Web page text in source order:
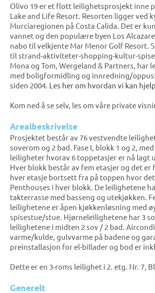
Olivo 19 er et flott leilighetsprosjekt inne
Lake and Life Resort. Resorten ligger ved
Murciaregionen på Costa Calida. Det er
vannet og den populære byen Los
nabo til velkjente Mar Menor Golf Resort.
til strand-aktiviteter-shopping-kultur-
Mona og Tom, Wergeland & Partners, har
med boligformidling og innredning/
siden 2004. Les her om hvordan vi kan
Kom ned å se selv, les om våre private
Arealbeskrivelse
Prosjektet består av 76 vestvendte
soverom og 2 bad. Fase I, blokk 1 og 2,
leiligheter hvorav 6 toppetasjer er nå lagt
Hver blokk består av fem etasjer og det er
hver etasje bortsett fra på toppen hvor
Penthouses i hver blokk. De leilighetene
takterrasse med basseng og utekjøkken.
leilighetene er åpen kjøkkenløsning med
spisestue/stue. Hjørneleilighetene har 3
leilighetene i midten 2 sov / 2 bad.
varme/kulde, gulvvarme på badene og
preinstallasjon for el-billader og bod er
Dette er en 3-roms leilighet i 2. etg. Nr. 7,
Generelt